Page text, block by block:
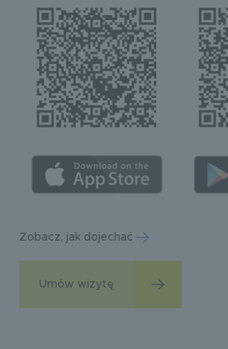
Zobacz, jak dojechać
Umów wizytę